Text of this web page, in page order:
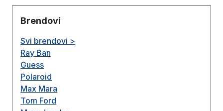
Brendovi
Svi brendovi >
Ray Ban
Guess
Polaroid
Max Mara
Tom Ford